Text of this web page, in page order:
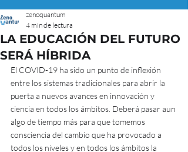
LA EDUCACIÓN DEL FUTURO
SERÁ HÍBRIDA
zenoquantum
4 min de lectura
El COVID-19 ha sido un punto de inflexión
entre los sistemas tradicionales para abrir la
puerta a nuevos avances en innovación y
ciencia en todos los ámbitos. Deberá pasar aun
algo de tiempo más para que tomemos
consciencia del cambio que ha provocado a
todos los niveles y en todos los ámbitos la